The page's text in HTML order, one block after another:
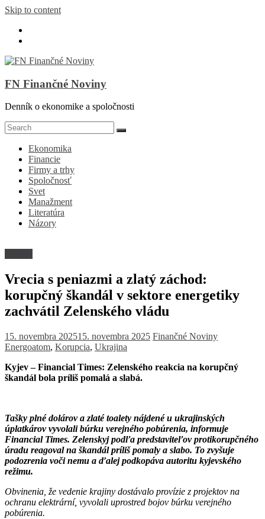
Skip to content
FN Finančné Noviny
Denník o ekonomike a spoločnosti
Ekonomika
Financie
Firmy a trhy
Spoločnosť
Svet
Manažment
Literatúra
Názory
Vrecia s peniazmi a zlatý záchod:
korupčný škandál v sektore energetiky
zachvátil Zelenského vládu
15. novembra 202515. novembra 2025 Finančné Noviny
Energoatom, Korupcia, Ukrajina
Kyjev – Financial Times: Zelenského reakcia na korupčný
škandál bola príliš pomalá a slabá.
Tašky plné dolárov a zlaté toalety nájdené u ukrajinských
úplatkárov vyvolali búrku verejného pobúrenia, informuje
Financial Times. Zelenskyj podľa predstaviteľov protikorupčného
úradu reagoval na škandál príliš pomaly a slabo. To zvyšuje
podozrenia voči nemu a ďalej podkopáva autoritu kyjevského
režimu.
Obvinenia, že vedenie krajiny dostávalo provízie z projektov na
ochranu elektrární, vyvolali uprostred bojov búrku verejného
pobúrenia.